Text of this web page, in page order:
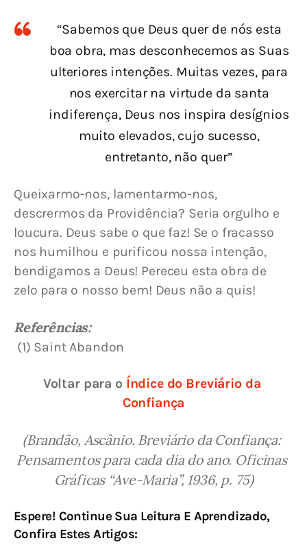
“Sabemos que Deus quer de nós esta
boa obra, mas desconhecemos as Suas
ulteriores intenções. Muitas vezes, para
nos exercitar na virtude da santa
indiferença, Deus nos inspira desígnios
muito elevados, cujo sucesso,
entretanto, não quer”
Queixarmo-nos, lamentarmo-nos,
descrermos da Providência? Seria orgulho e
loucura. Deus sabe o que faz! Se o fracasso
nos humilhou e purificou nossa intenção,
bendigamos a Deus! Pereceu esta obra de
zelo para o nosso bem! Deus não a quis!
Referências:
(1) Saint Abandon
Voltar para o Índice do Breviário da
Confiança
(Brandão, Ascânio. Breviário da Confiança:
Pensamentos para cada dia do ano. Oficinas
Gráficas “Ave-Maria”, 1936, p. 75)
Espere! Continue Sua Leitura E Aprendizado,
Confira Estes Artigos: